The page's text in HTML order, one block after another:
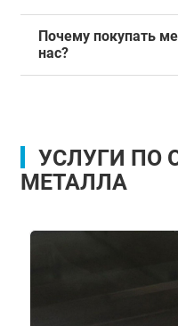
Почему покупать
нас?
УСЛУГИ ПО
МЕТАЛЛА